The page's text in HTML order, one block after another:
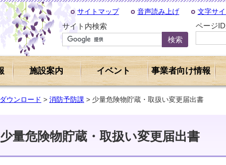
サイトマップ 音声読み上げ 文字サ
サイト内検索 ページ
施設案内 イベント 事業者向け情報
ウンロード > 消防予防課 > 少量危険物貯蔵・取扱い変更届出書
少量危険物貯蔵・取扱い変更届出書